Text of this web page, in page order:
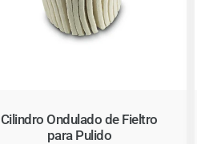
Cilindro Ondulado de Fieltro
para Pulido